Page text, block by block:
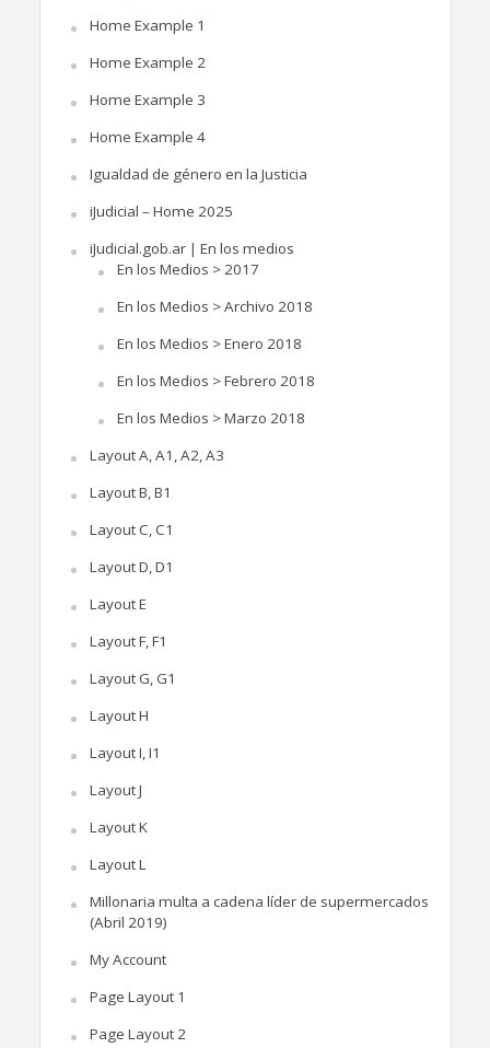
Home Example 1
Home Example 2
Home Example 3
Home Example 4
Igualdad de género en la Justicia
iJudicial – Home 2025
iJudicial.gob.ar | En los medios
En los Medios > 2017
En los Medios > Archivo 2018
En los Medios > Enero 2018
En los Medios > Febrero 2018
En los Medios > Marzo 2018
Layout A, A1, A2, A3
Layout B, B1
Layout C, C1
Layout D, D1
Layout E
Layout F, F1
Layout G, G1
Layout H
Layout I, I1
Layout J
Layout K
Layout L
Millonaria multa a cadena líder de supermercados
(Abril 2019)
My Account
Page Layout 1
Page Layout 2